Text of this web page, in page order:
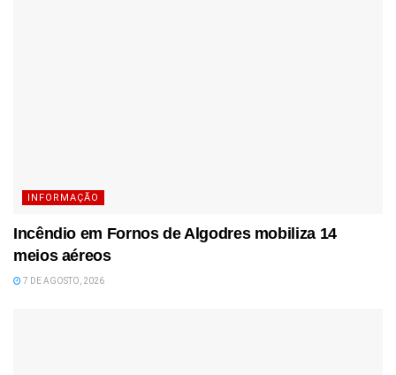
INFORMAÇÃO
Incêndio em Fornos de Algodres mobiliza 14
meios aéreos
7 DE AGOSTO, 2026